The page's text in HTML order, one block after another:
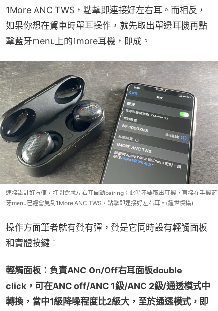
1More ANC TWS，點擊即連接好左右耳。而相反，
如果你想在駕車時單耳操作，就先取出單邊耳機再點
擊藍牙menu上的1more耳機，即成。
連接設計好方便，打開盒就左右耳自動pairing；此時不要取出耳機，直接在手機藍
牙menu已經會見到1More ANC TWS，點擊即連接好左右耳。(鍾世傑攝)
操作方面筆者就有贊有彈，贊是它同時設有輕觸面板
和實體按鍵：
輕觸面板：負責ANC On/Off右耳面板double
click，可在ANC off/ANC 1級/ANC 2級/通透模式中
轉換，當中1級降噪程度比2級大，至於通透模式，即